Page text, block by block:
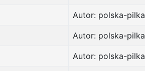
Autor: polska-pilka
Autor: polska-pilka
Autor: polska-pilka